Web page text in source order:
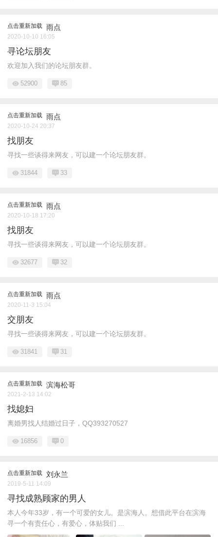
点击重新加载 雨点
2020-10-10 16:05
寻论坛朋友
欢迎加入我们的论坛朋友群。
52900 85
点击重新加载 雨点
2020-10-24 20:37
找朋友
寻找一些谈得来网友，可以建一个论坛朋友群。
31844 33
点击重新加载 雨点
2020-10-18 17:20
找朋友
寻找一些谈得来网友，可以建一个论坛朋友群。
32677 32
点击重新加载 雨点
2020-11-3 15:04
交朋友
寻找一些谈得来网友，可以建一个论坛朋友群。
31841 31
点击重新加载 滨海松哥
2021-2-13 14:02
找媳妇
离婚男找人结婚过日子，QQ393270527
16856 0
点击重新加载 刘永兰
2019-5-11 14:09
寻找成熟顾家的男人
本人今年33岁，有一个可爱的女儿。是滨海人。想借此平台在滨海
寻一个有责任心，有爱心，体贴我们 ...